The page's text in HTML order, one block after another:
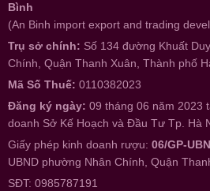
Bình
(An Binh import export and trading
Trụ sở chính: Số 134 đường Khuất
Chính, Quận Thanh Xuân, Thành phố
Mã Số Thuế: 0110382023
Đăng ký ngày: 09 tháng 06 năm 2023
doanh Sở Kế Hoạch và Đầu Tư Tp. Hà
Giấy phép kinh doanh rượu: 06/GP-
UBND phường Nhân Chính, Quận
SĐT: 0985787191